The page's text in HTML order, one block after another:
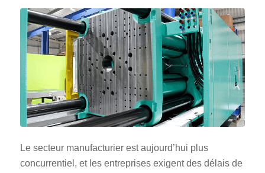
Le secteur manufacturier est aujourd’hui plus
concurrentiel, et les entreprises exigent des délais de